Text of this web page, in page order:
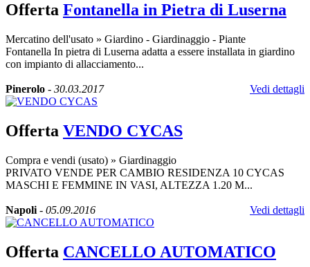
Offerta Fontanella in Pietra di Luserna
Mercatino dell'usato » Giardino - Giardinaggio - Piante
Fontanella In pietra di Luserna adatta a essere installata in giardino
con impianto di allacciamento...
Pinerolo - 30.03.2017 Vedi dettagli
Offerta VENDO CYCAS
Compra e vendi (usato) » Giardinaggio
PRIVATO VENDE PER CAMBIO RESIDENZA 10 CYCAS
MASCHI E FEMMINE IN VASI, ALTEZZA 1.20 M...
Napoli - 05.09.2016 Vedi dettagli
Offerta CANCELLO AUTOMATICO